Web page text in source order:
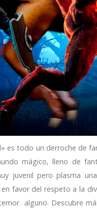
es todo un derroche de
mágico, lleno de
juvenil pero plasma
favor del respeto a la
alguno. Descubre